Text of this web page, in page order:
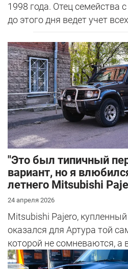
1998 года. Отец семейства
до этого дня ведет учет
"Это был типичный
вариант, но я
летнего Mitsubishi
24 апреля 2026
Mitsubishi Pajero, купленный
оказался для Артура той
которой не сомневаются, а